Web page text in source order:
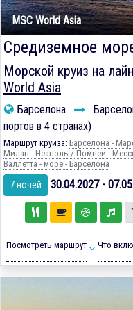
MSC World Asia
Средиземное
Морской круиз на
World Asia
Барселона
портов в 4 странах)
Маршрут круиза: Барселона -
Милан - Неаполь / Помпеи -
Валлетта - море - Барселона
7 ночей 30.04.2027 -
Посмотреть маршрут Что